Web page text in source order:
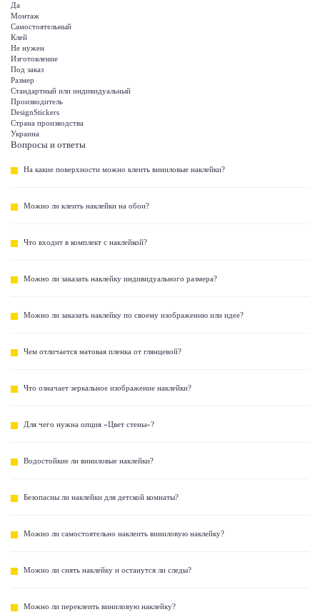
Да
Монтаж
Самостоятельный
Клей
Не нужен
Изготовление
Под заказ
Размер
Стандартный или индивидуальный
Производитель
DesignStickers
Страна производства
Украина
Вопросы и ответы
На какие поверхности можно клеить виниловые наклейки?
Можно ли клеить наклейки на обои?
Что входит в комплект с наклейкой?
Можно ли заказать наклейку индивидуального размера?
Можно ли заказать наклейку по своему изображению или идее?
Чем отличается матовая пленка от глянцевой?
Что означает зеркальное изображение наклейки?
Для чего нужна опция «Цвет стены»?
Водостойкие ли виниловые наклейки?
Безопасны ли наклейки для детской комнаты?
Можно ли самостоятельно наклеить виниловую наклейку?
Можно ли снять наклейку и останутся ли следы?
Можно ли переклеить виниловую наклейку?